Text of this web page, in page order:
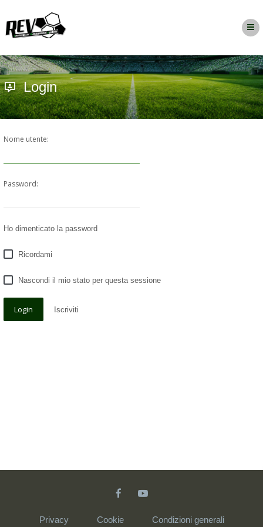
Login
Nome utente:
Password:
Ho dimenticato la password
Ricordami
Nascondi il mio stato per questa sessione
Iscriviti
Privacy Cookie Condizioni generali